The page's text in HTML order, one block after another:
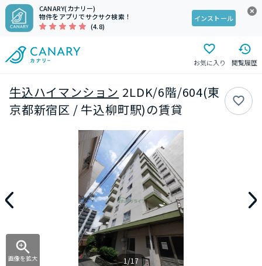
CANARY(カナリー)
物件をアプリでサクサク検索！
(4.8)
インストール
お気に入り 閲覧履歴
牛込ハイマンション 2LDK/6階/604(東
京都新宿区 / 牛込柳町駅)の賃貸
画像を拡大 1/17